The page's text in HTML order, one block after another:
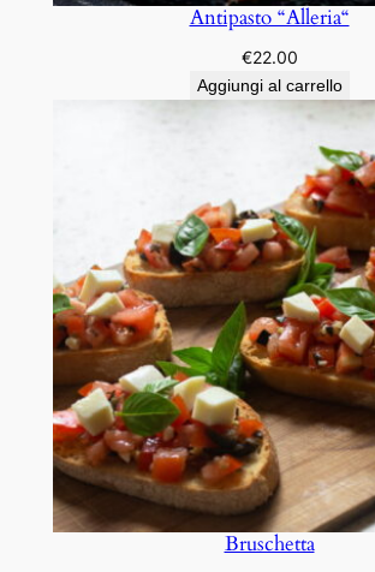
Antipasto “Alleria“
€22.00
Aggiungi al carrello
Bruschetta